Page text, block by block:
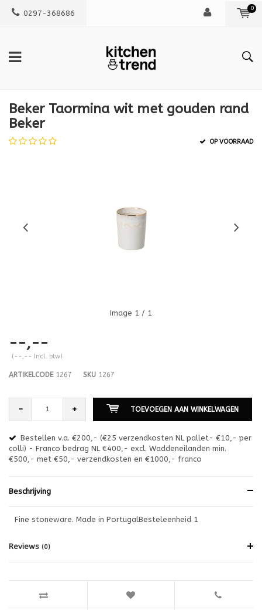
0297-368686
0
Beker Taormina wit met gouden rand
Beker
OP VOORRAAD
Image 1 / 1
--,--
(--,-- Incl. btw)
ARTIKELCODE1267 SKU 1267
- + TOEVOEGEN AAN WINKELWAGEN
Bestellen v.a. €200,- (€25 verzendkosten NL pallet- €10,- per
colli) - Franco bedrag NL €400,- excl. Waddeneilanden min.
€500,- met €50,- verzendkosten en €1000,- franco
Beschrijving
Fine stoneware. Made in PortugalBesteleenheid 1
Reviews (0)